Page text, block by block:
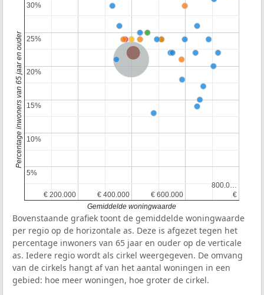
Nederland
Provincie Noord-Brabant
€ 200.000
€ 200.000 € 400.000
€ 400.000 € 600.000
€ 600.000 €
€
800.0…
800.0…
5%
5%
10%
10%
15%
15%
20%
20%
25%
25%
30%
30%
Gemiddelde woningwaarde
Percentage inwoners van 65 jaar en ouder
Bovenstaande grafiek toont de gemiddelde woningwaarde
per regio op de horizontale as. Deze is afgezet tegen het
percentage inwoners van 65 jaar en ouder op de verticale
as. Iedere regio wordt als cirkel weergegeven. De omvang
van de cirkels hangt af van het aantal woningen in een
gebied: hoe meer woningen, hoe groter de cirkel.